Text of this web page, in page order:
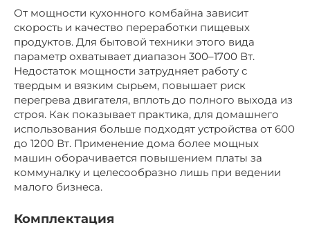
От мощности кухонного комбайна зависит
скорость и качество переработки пищевых
продуктов. Для бытовой техники этого вида
параметр охватывает диапазон 300–1700 Вт.
Недостаток мощности затрудняет работу с
твердым и вязким сырьем, повышает риск
перегрева двигателя, вплоть до полного выхода из
строя. Как показывает практика, для домашнего
использования больше подходят устройства от 600
до 1200 Вт. Применение дома более мощных
машин оборачивается повышением платы за
коммуналку и целесообразно лишь при ведении
малого бизнеса.
Комплектация